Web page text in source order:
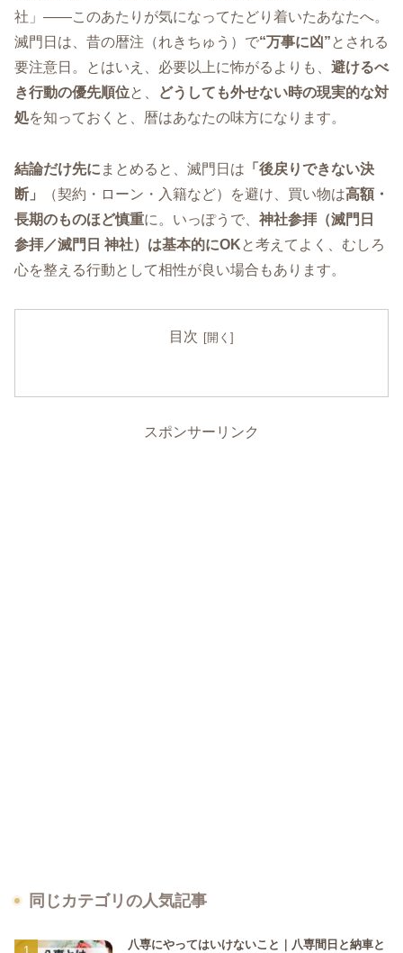
社」――このあたりが気になってたどり着いたあなたへ。
滅門日は、昔の暦注（れきちゅう）で“万事に凶”とされる
要注意日。とはいえ、必要以上に怖がるよりも、 避けるべ
き行動の優先順位と、
どうしても外せない時の現実的な対
処を知っておくと、暦はあなたの味方になります。
結論だけ先に まとめると、滅門日は 「後戻りできない決
断」
（契約・ローン・入籍など）を避け、買い物は高額・
長期のものほど慎重に。いっぽうで、 神社参拝（滅門日
参拝／滅門日 神社）は基本的にOKと考えてよく、むしろ
心を整える行動として相性が良い場合もあります。
目次
スポンサーリンク
同じカテゴリの人気記事
八専にやってはいけないこと｜八専間日と納車と